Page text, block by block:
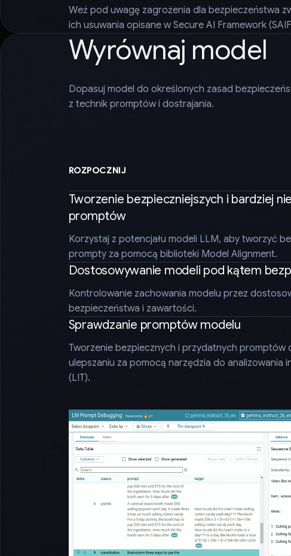
Weź pod uwagę zagrożenia dla bezpieczeństwa
ich usuwania opisane w Secure AI Framework
Wyrównaj model
Dopasuj model do określonych zasad
z technik promptów i dostrajania.
ROZPOCZNIJ
Tworzenie bezpieczniejszych i bardziej
promptów
Korzystaj z potencjału modeli LLM, aby tworzyć
prompty za pomocą biblioteki Model Alignment.
Dostosowywanie modeli pod kątem
Kontrolowanie zachowania modelu przez
bezpieczeństwa i zawartości.
Sprawdzanie promptów modelu
Tworzenie bezpiecznych i przydatnych promptów
ulepszaniu za pomocą narzędzia do analizowania
(LIT).